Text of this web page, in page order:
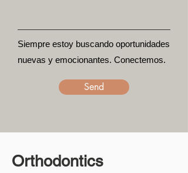
Siempre estoy buscando oportunidades
nuevas y emocionantes. Conectemos.
Send
Orthodontics